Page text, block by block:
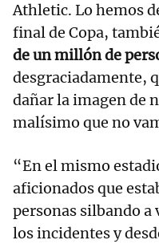
Athletic. Lo hemos
final de Copa,
de un millón de
desgraciadamente,
dañar la imagen de
malísimo que no
“En el mismo
aficionados que
personas silbando a
los incidentes y